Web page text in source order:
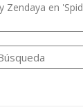
Zendaya en